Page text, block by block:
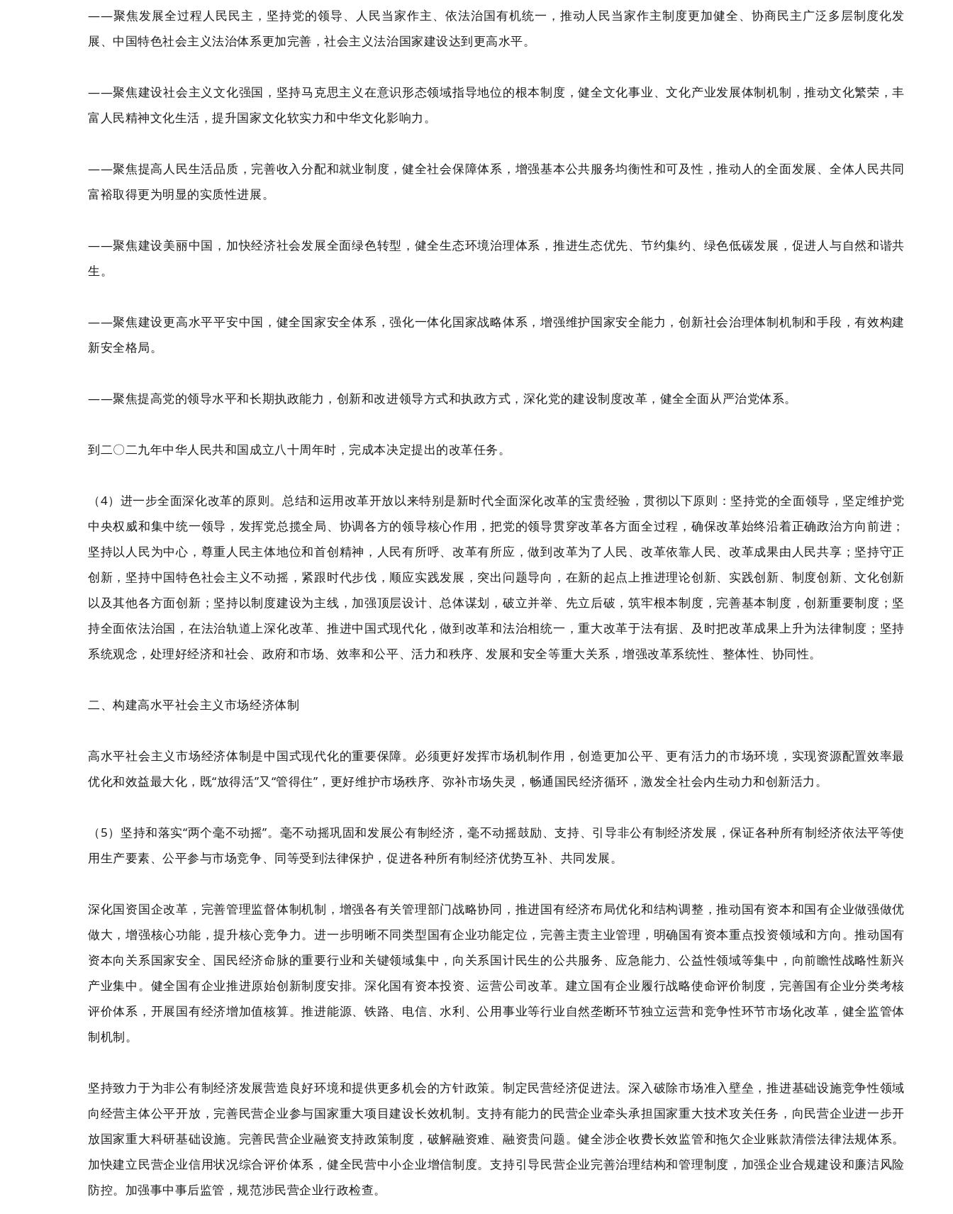
——聚焦发展全过程人民民主，坚持党的领导、人民当家作主、依法治国有机统一，推动人民当家作主制度更加健全、协商民主广泛多层制度化发
展、中国特色社会主义法治体系更加完善，社会主义法治国家建设达到更高水平。
——聚焦建设社会主义文化强国，坚持马克思主义在意识形态领域指导地位的根本制度，健全文化事业、文化产业发展体制机制，推动文化繁荣，丰
富人民精神文化生活，提升国家文化软实力和中华文化影响力。
——聚焦提高人民生活品质，完善收入分配和就业制度，健全社会保障体系，增强基本公共服务均衡性和可及性，推动人的全面发展、全体人民共同
富裕取得更为明显的实质性进展。
——聚焦建设美丽中国，加快经济社会发展全面绿色转型，健全生态环境治理体系，推进生态优先、节约集约、绿色低碳发展，促进人与自然和谐共
生。
——聚焦建设更高水平平安中国，健全国家安全体系，强化一体化国家战略体系，增强维护国家安全能力，创新社会治理体制机制和手段，有效构建
新安全格局。
——聚焦提高党的领导水平和长期执政能力，创新和改进领导方式和执政方式，深化党的建设制度改革，健全全面从严治党体系。
到二〇二九年中华人民共和国成立八十周年时，完成本决定提出的改革任务。
（4）进一步全面深化改革的原则。总结和运用改革开放以来特别是新时代全面深化改革的宝贵经验，贯彻以下原则：坚持党的全面领导，坚定维护党
中央权威和集中统一领导，发挥党总揽全局、协调各方的领导核心作用，把党的领导贯穿改革各方面全过程，确保改革始终沿着正确政治方向前进；
坚持以人民为中心，尊重人民主体地位和首创精神，人民有所呼、改革有所应，做到改革为了人民、改革依靠人民、改革成果由人民共享；坚持守正
创新，坚持中国特色社会主义不动摇，紧跟时代步伐，顺应实践发展，突出问题导向，在新的起点上推进理论创新、实践创新、制度创新、文化创新
以及其他各方面创新；坚持以制度建设为主线，加强顶层设计、总体谋划，破立并举、先立后破，筑牢根本制度，完善基本制度，创新重要制度；坚
持全面依法治国，在法治轨道上深化改革、推进中国式现代化，做到改革和法治相统一，重大改革于法有据、及时把改革成果上升为法律制度；坚持
系统观念，处理好经济和社会、政府和市场、效率和公平、活力和秩序、发展和安全等重大关系，增强改革系统性、整体性、协同性。
二、构建高水平社会主义市场经济体制
高水平社会主义市场经济体制是中国式现代化的重要保障。必须更好发挥市场机制作用，创造更加公平、更有活力的市场环境，实现资源配置效率最
优化和效益最大化，既“放得活”又“管得住”，更好维护市场秩序、弥补市场失灵，畅通国民经济循环，激发全社会内生动力和创新活力。
（5）坚持和落实“两个毫不动摇”。毫不动摇巩固和发展公有制经济，毫不动摇鼓励、支持、引导非公有制经济发展，保证各种所有制经济依法平等使
用生产要素、公平参与市场竞争、同等受到法律保护，促进各种所有制经济优势互补、共同发展。
深化国资国企改革，完善管理监督体制机制，增强各有关管理部门战略协同，推进国有经济布局优化和结构调整，推动国有资本和国有企业做强做优
做大，增强核心功能，提升核心竞争力。进一步明晰不同类型国有企业功能定位，完善主责主业管理，明确国有资本重点投资领域和方向。推动国有
资本向关系国家安全、国民经济命脉的重要行业和关键领域集中，向关系国计民生的公共服务、应急能力、公益性领域等集中，向前瞻性战略性新兴
产业集中。健全国有企业推进原始创新制度安排。深化国有资本投资、运营公司改革。建立国有企业履行战略使命评价制度，完善国有企业分类考核
评价体系，开展国有经济增加值核算。推进能源、铁路、电信、水利、公用事业等行业自然垄断环节独立运营和竞争性环节市场化改革，健全监管体
制机制。
坚持致力于为非公有制经济发展营造良好环境和提供更多机会的方针政策。制定民营经济促进法。深入破除市场准入壁垒，推进基础设施竞争性领域
向经营主体公平开放，完善民营企业参与国家重大项目建设长效机制。支持有能力的民营企业牵头承担国家重大技术攻关任务，向民营企业进一步开
放国家重大科研基础设施。完善民营企业融资支持政策制度，破解融资难、融资贵问题。健全涉企收费长效监管和拖欠企业账款清偿法律法规体系。
加快建立民营企业信用状况综合评价体系，健全民营中小企业增信制度。支持引导民营企业完善治理结构和管理制度，加强企业合规建设和廉洁风险
防控。加强事中事后监管，规范涉民营企业行政检查。